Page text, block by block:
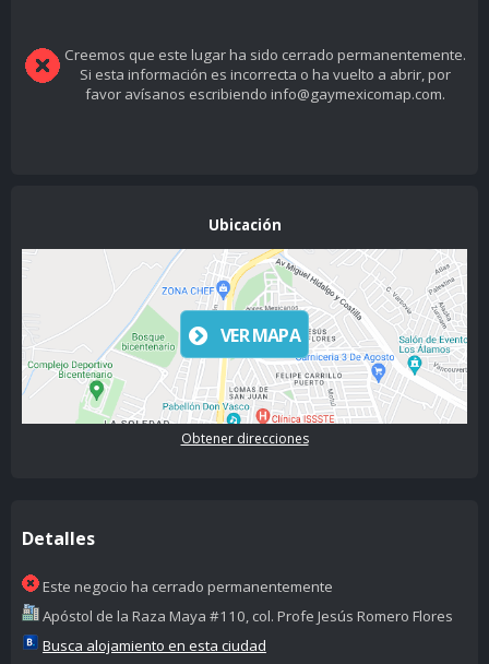
Creemos que este lugar ha sido cerrado permanentemente.
Si esta información es incorrecta o ha vuelto a abrir, por
favor avísanos escribiendo info@gaymexicomap.com.
Ubicación
VER MAPA
Obtener direcciones
Detalles
Este negocio ha cerrado permanentemente
Apóstol de la Raza Maya #110, col. Profe Jesús Romero Flores
Busca alojamiento en esta ciudad